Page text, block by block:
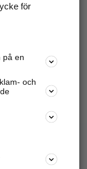
mm.
mot
för
på en
och